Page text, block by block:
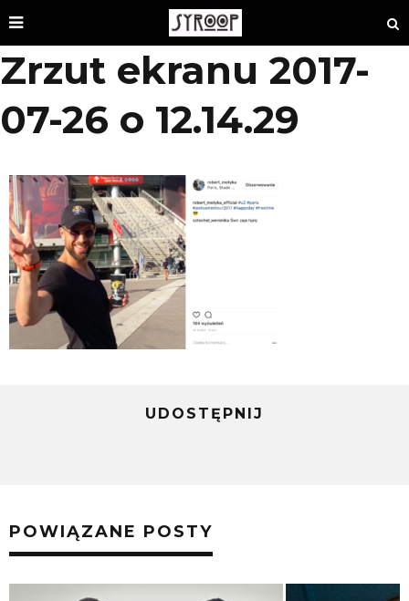
Zrzut ekranu 2017-
07-26 o 12.14.29
UDOSTĘPNIJ
POWIĄZANE POSTY